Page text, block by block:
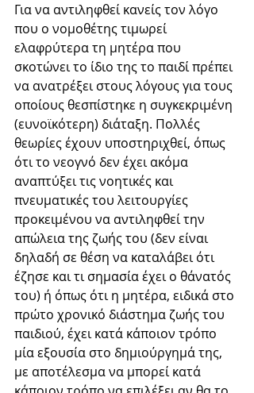
Για να αντιληφθεί κανείς τον λόγο
που ο νομοθέτης τιμωρεί
ελαφρύτερα τη μητέρα που
σκοτώνει το ίδιο της το παιδί πρέπει
να ανατρέξει στους λόγους για τους
οποίους θεσπίστηκε η συγκεκριμένη
(ευνοϊκότερη) διάταξη. Πολλές
θεωρίες έχουν υποστηριχθεί, όπως
ότι το νεογνό δεν έχει ακόμα
αναπτύξει τις νοητικές και
πνευματικές του λειτουργίες
προκειμένου να αντιληφθεί την
απώλεια της ζωής του (δεν είναι
δηλαδή σε θέση να καταλάβει ότι
έζησε και τι σημασία έχει ο θάνατός
του) ή όπως ότι η μητέρα, ειδικά στο
πρώτο χρονικό διάστημα ζωής του
παιδιού, έχει κατά κάποιον τρόπο
μία εξουσία στο δημιούργημά της,
με αποτέλεσμα να μπορεί κατά